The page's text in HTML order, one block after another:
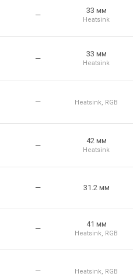
—
33 мм
Heatsink
—
33 мм
Heatsink
— Heatsink, RGB
—
42 мм
Heatsink
— 31.2 мм
—
41 мм
Heatsink, RGB
— Heatsink, RGB